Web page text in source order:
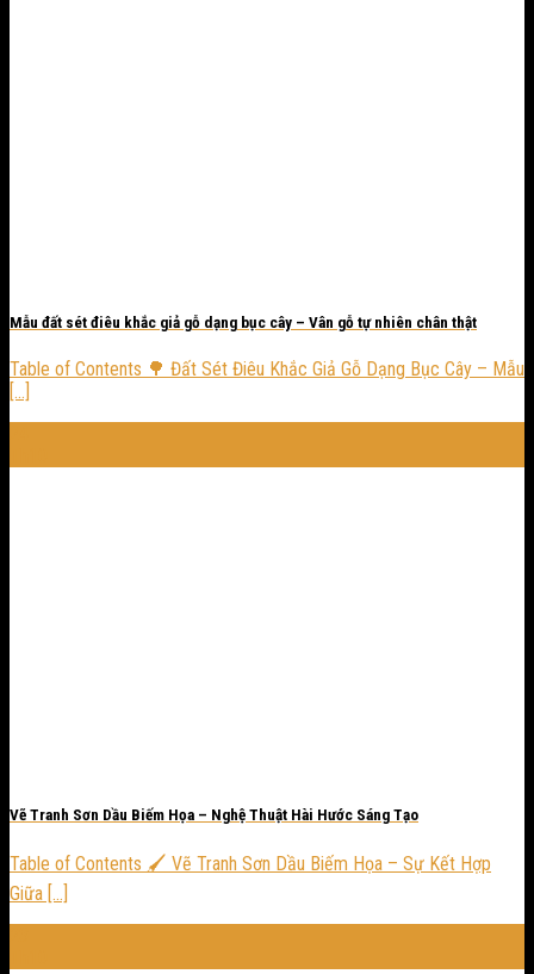
Mẫu đất sét điêu khắc giả gỗ dạng bục cây – Vân gỗ tự nhiên chân thật
Table of Contents 🌳 Đất Sét Điêu Khắc Giả Gỗ Dạng Bục Cây – Mẫu
[...]
Vẽ Tranh Sơn Dầu Biếm Họa – Nghệ Thuật Hài Hước Sáng Tạo
Table of Contents 🖌️ Vẽ Tranh Sơn Dầu Biếm Họa – Sự Kết Hợp
Giữa [...]